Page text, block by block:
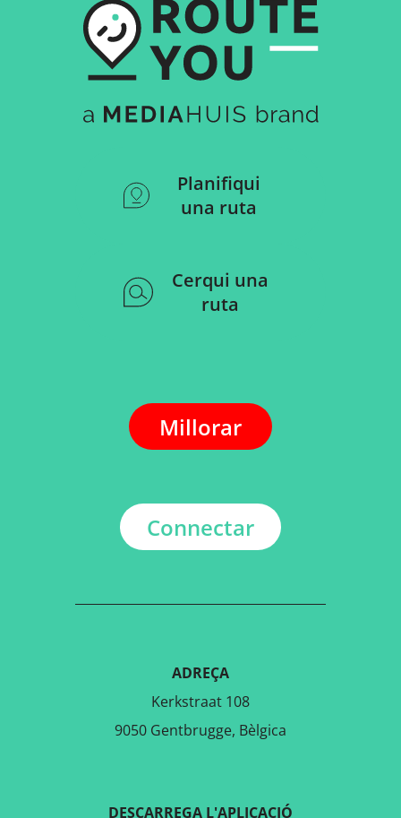
Planifiqui
una ruta
Cerqui una
ruta
Millorar
Connectar
ADREÇA
Kerkstraat 108
9050 Gentbrugge, Bèlgica
DESCARREGA L'APLICACIÓ